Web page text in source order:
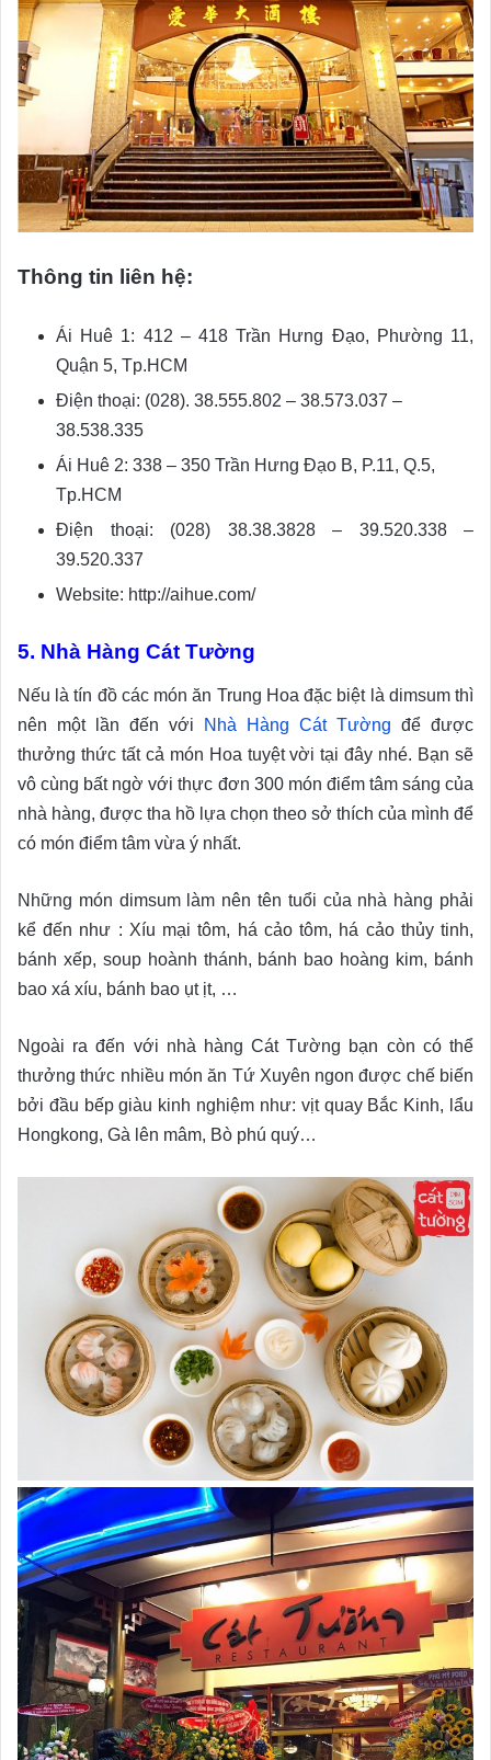
Thông tin liên hệ:
Ái Huê 1: 412 – 418 Trần Hưng Đạo, Phường 11,
Quận 5, Tp.HCM
Điện thoại: (028). 38.555.802 – 38.573.037 –
38.538.335
Ái Huê 2: 338 – 350 Trần Hưng Đạo B, P.11, Q.5,
Tp.HCM
Điện thoại: (028) 38.38.3828 – 39.520.338 –
39.520.337
Website: http://aihue.com/
5. Nhà Hàng Cát Tường
Nếu là tín đồ các món ăn Trung Hoa đặc biệt là dimsum thì
nên một lần đến với
Nhà Hàng Cát Tường để được
thưởng thức tất cả món Hoa tuyệt vời tại đây nhé. Bạn sẽ
vô cùng bất ngờ với thực đơn 300 món điểm tâm sáng của
nhà hàng, được tha hồ lựa chọn theo sở thích của mình để
có món điểm tâm vừa ý nhất.
Những món dimsum làm nên tên tuổi của nhà hàng phải
kể đến như : Xíu mại tôm, há cảo tôm, há cảo thủy tinh,
bánh xếp, soup hoành thánh, bánh bao hoàng kim, bánh
bao xá xíu, bánh bao ụt ịt, …
Ngoài ra đến với nhà hàng Cát Tường bạn còn có thể
thưởng thức nhiều món ăn Tứ Xuyên ngon được chế biến
bởi đầu bếp giàu kinh nghiệm như: vịt quay Bắc Kinh, lẩu
Hongkong, Gà lên mâm, Bò phú quý…